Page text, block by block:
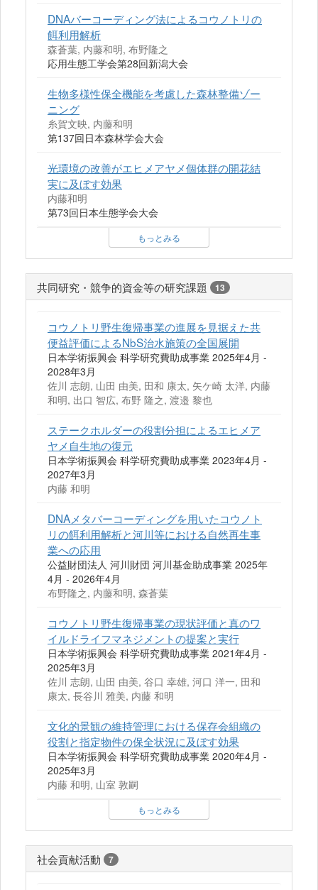
DNAバーコーディング法によるコウノトリの
餌利用解析
森蒼葉, 内藤和明, 布野隆之
応用生態工学会第28回新潟大会
生物多様性保全機能を考慮した森林整備ゾー
ニング
糸賀文映, 内藤和明
第137回日本森林学会大会
光環境の改善がエヒメアヤメ個体群の開花結
実に及ぼす効果
内藤和明
第73回日本生態学会大会
もっとみる
共同研究・競争的資金等の研究課題 13
コウノトリ野生復帰事業の進展を見据えた共
便益評価によるNbS治水施策の全国展開
日本学術振興会 科学研究費助成事業 2025年4月 -
2028年3月
佐川 志朗, 山田 由美, 田和 康太, 矢ケ崎 太洋, 内藤
和明, 出口 智広, 布野 隆之, 渡邉 黎也
ステークホルダーの役割分担によるエヒメア
ヤメ自生地の復元
日本学術振興会 科学研究費助成事業 2023年4月 -
2027年3月
内藤 和明
DNAメタバーコーディングを用いたコウノト
リの餌利用解析と河川等における自然再生事
業への応用
公益財団法人 河川財団 河川基金助成事業 2025年
4月 - 2026年4月
布野隆之, 内藤和明, 森蒼葉
コウノトリ野生復帰事業の現状評価と真のワ
イルドライフマネジメントの提案と実行
日本学術振興会 科学研究費助成事業 2021年4月 -
2025年3月
佐川 志朗, 山田 由美, 谷口 幸雄, 河口 洋一, 田和
康太, 長谷川 雅美, 内藤 和明
文化的景観の維持管理における保存会組織の
役割と指定物件の保全状況に及ぼす効果
日本学術振興会 科学研究費助成事業 2020年4月 -
2025年3月
内藤 和明, 山室 敦嗣
もっとみる
社会貢献活動 7